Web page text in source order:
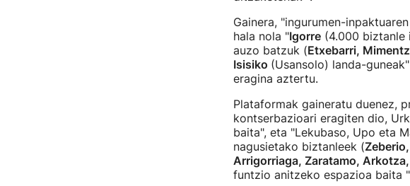
Gainera, "ingurumen-
hala nola "Igorre(4.000 biztanle
auzo batzuk (Etxebarri,
Isisiko (Usansolo) landa-
eragina aztertu.
Plataformak gaineratu duenez,
kontserbazioari eragiten dio,
baita", eta "Lekubaso, Upo eta
nagusietako biztanleek (
Arrigorriaga, Zaratamo,
funtzio anitzeko espazioa baita